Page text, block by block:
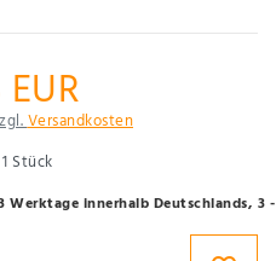
Versandkosten
1 Stück
innerhalb Deutschlands, 3